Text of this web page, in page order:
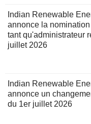
Indian Renewable
annonce la
tant qu'administrateur
juillet 2026
Indian Renewable
annonce un
du 1er juillet 2026